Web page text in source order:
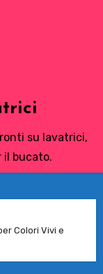
su lavatrici,
il bucato.
Colori Vivi e